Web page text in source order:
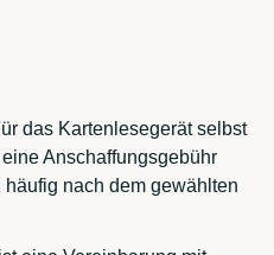
das Kartenlesegerät selbst
Anschaffungsgebühr
nach dem gewählten